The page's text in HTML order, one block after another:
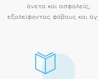
άνετα και ασφαλείς,
εξαλείφοντας φόβους και